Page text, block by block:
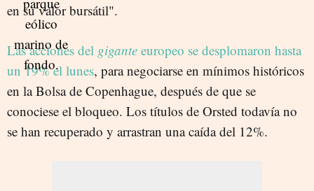
en su valor bursátil".
Las acciones del gigante europeo se desplomaron hasta
un 19% el lunes, para negociarse en mínimos históricos
en la Bolsa de Copenhague, después de que se
conociese el bloqueo. Los títulos de Orsted todavía no
se han recuperado y arrastran una caída del 12%.